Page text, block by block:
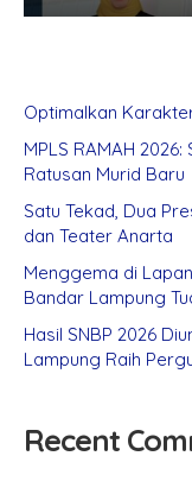
Optimalkan
MPLS RAMAH
Ratusan Murid Baru
Satu Tekad, Dua
dan Teater Anarta
Menggema di
Bandar Lampung
Hasil SNBP 2026
Lampung Raih
Recent